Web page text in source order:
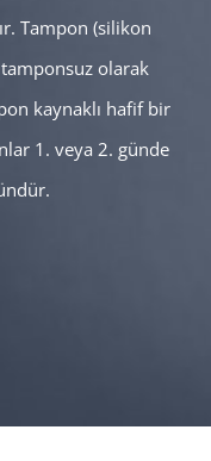
Tampon (silikon
olarak
kaynaklı hafif bir
1. veya 2. günde